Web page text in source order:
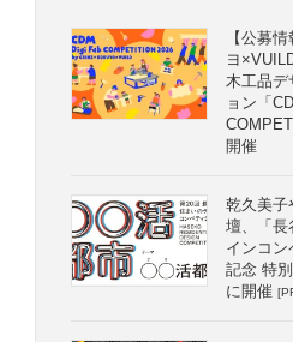
【公募
ヨ
木工品デ
ョン「
開催
乾久美子
壇、「長
インコン
記念 特
に開催